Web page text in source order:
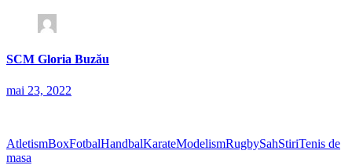
SCM Gloria Buzău
mai 23, 2022
AtletismBoxFotbalHandbalKarateModelismRugbySahStiriTenis de
masa